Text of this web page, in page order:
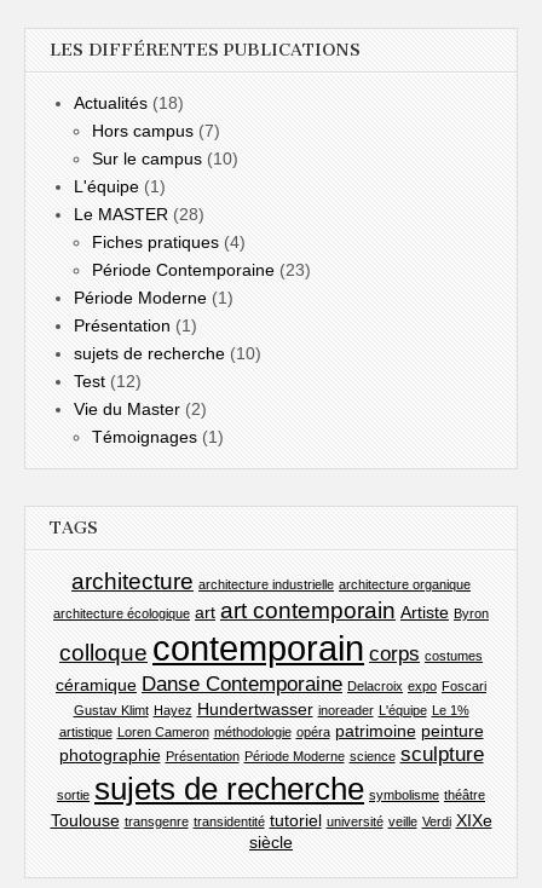
LES DIFFÉRENTES PUBLICATIONS
Actualités (18)
Hors campus (7)
Sur le campus (10)
L'équipe (1)
Le MASTER (28)
Fiches pratiques (4)
Période Contemporaine (23)
Période Moderne (1)
Présentation (1)
sujets de recherche (10)
Test (12)
Vie du Master (2)
Témoignages (1)
TAGS
architecture architecture industrielle architecture organique
architecture écologique art art contemporain Artiste Byron
colloque contemporain corps costumes
céramique Danse Contemporaine Delacroix expo Foscari
Gustav Klimt Hayez Hundertwasser inoreader L'équipe Le 1%
artistique Loren Cameron méthodologie opéra patrimoine peinture
photographie Présentation Période Moderne science sculpture
sortie sujets de recherche symbolisme théâtre
Toulouse transgenre transidentité tutoriel université veille Verdi XIXe
siècle